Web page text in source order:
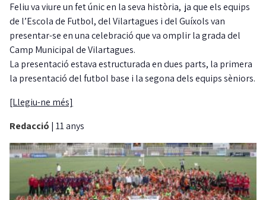
Feliu va viure un fet únic en la seva història, ja que els equips
de l’Escola de Futbol, del Vilartagues i del Guíxols van
presentar-se en una celebració que va omplir la grada del
Camp Municipal de Vilartagues.
La presentació estava estructurada en dues parts, la primera
la presentació del futbol base i la segona dels equips sèniors.
[Llegiu-ne més]
Redacció | 11 anys